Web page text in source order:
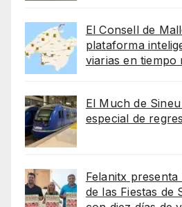
El Consell de
plataforma
viarias en tiempo
El Much de
especial de
Felanitx
de las Fiestas de